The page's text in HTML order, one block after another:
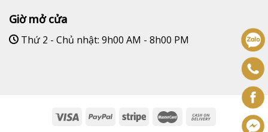
Giờ mở cửa
Thứ 2 - Chủ nhật: 9h00 AM - 8h00 PM